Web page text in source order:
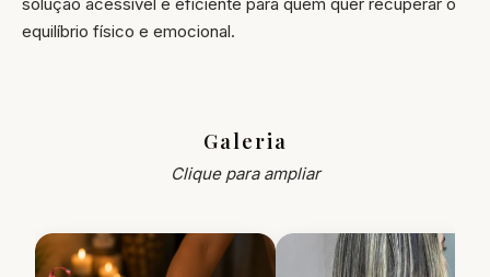
solução acessível e eficiente para quem quer recuperar o
equilíbrio físico e emocional.
Galeria
Clique para ampliar